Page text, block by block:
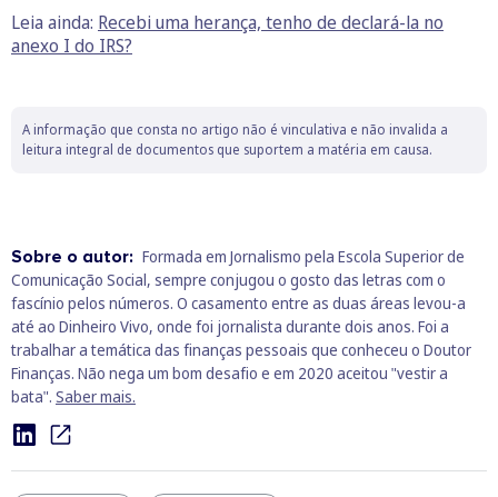
Leia ainda: Recebi uma herança, tenho de declará-la no
anexo I do IRS?
A informação que consta no artigo não é vinculativa e não invalida a
leitura integral de documentos que suportem a matéria em causa.
Sobre o autor: Formada em Jornalismo pela Escola Superior de
Comunicação Social, sempre conjugou o gosto das letras com o
fascínio pelos números. O casamento entre as duas áreas levou-a
até ao Dinheiro Vivo, onde foi jornalista durante dois anos. Foi a
trabalhar a temática das finanças pessoais que conheceu o Doutor
Finanças. Não nega um bom desafio e em 2020 aceitou "vestir a
bata". Saber mais.